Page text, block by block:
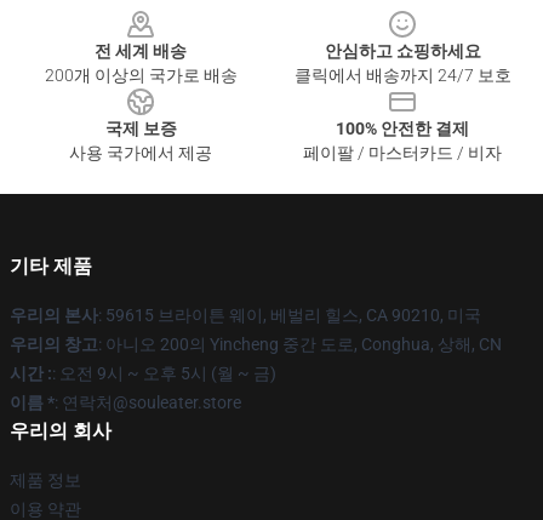
전 세계 배송
200개 이상의 국가로 배송
안심하고 쇼핑하세요
클릭에서 배송까지 24/7 보호
국제 보증
사용 국가에서 제공
100% 안전한 결제
페이팔 / 마스터카드 / 비자
기타 제품
우리의 본사: 59615 브라이튼 웨이, 베벌리 힐스, CA 90210, 미국
우리의 창고: 아니오 200의 Yincheng 중간 도로, Conghua, 상해, CN
시간 :: 오전 9시 ~ 오후 5시 (월 ~ 금)
이름 *: 연락처@souleater.store
우리의 회사
제품 정보
이용 약관